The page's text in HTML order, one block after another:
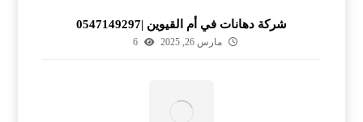
شركة دهانات في أم القيوين |0547149297
مارس 26, 2025 6